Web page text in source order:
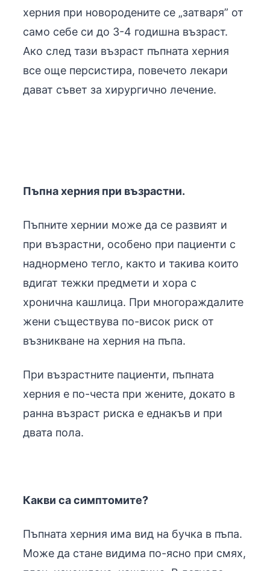
херния при новородените се „затваря” от
само себе си до 3-4 годишна възраст.
Ако след тази възраст пъпната херния
все още персистира, повечето лекари
дават съвет за хирургично лечение.
Пъпна херния при възрастни.
Пъпните хернии може да се развият и
при възрастни, особено при пациенти с
наднормено тегло, както и такива които
вдигат тежки предмети и хора с
хронична кашлица. При многораждалите
жени съществува по-висок риск от
възникване на херния на пъпа.
При възрастните пациенти, пъпната
херния е по-честа при жените, докато в
ранна възраст риска е еднакъв и при
двата пола.
Какви са симптомите?
Пъпната херния има вид на бучка в пъпа.
Може да стане видима по-ясно при смях,